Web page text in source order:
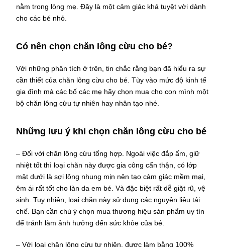
nằm trong lòng mẹ. Đây là một cảm giác khá tuyệt vời dành
cho các bé nhỏ.
Có nên chọn chăn lông cừu cho bé?
Với những phân tích ở trên, tin chắc rằng bạn đã hiểu ra sự
cần thiết của chăn lông cừu cho bé. Tùy vào mức độ kinh tế
gia đình mà các bố các mẹ hãy chọn mua cho con mình một
bộ chăn lông cừu tự nhiên hay nhân tạo nhé.
Những lưu ý khi chọn chăn lông cừu cho bé
– Đối với chăn lông cừu tổng hợp. Ngoài việc đắp ấm, giữ
nhiệt tốt thì loại chăn này được gia công cẩn thận, có lớp
mặt dưới là sợi lông nhung mịn nên tạo cảm giác mềm mại,
êm ái rất tốt cho làn da em bé. Và đặc biệt rất dễ giặt rũ, vệ
sinh. Tuy nhiên, loại chăn này sử dụng các nguyên liệu tái
chế. Bạn cần chú ý chọn mua thương hiệu sản phẩm uy tín
để tránh làm ảnh hưởng đến sức khỏe của bé.
– Với loại chăn lông cừu tự nhiên, được làm bằng 100%